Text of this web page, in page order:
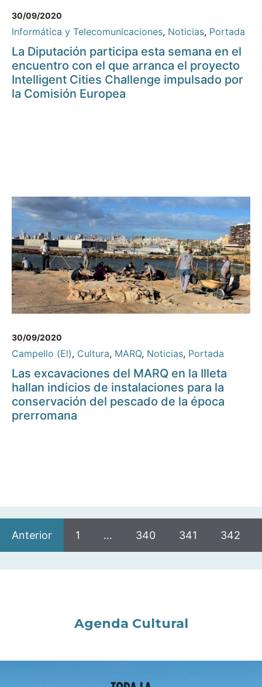
30/09/2020
Informática y Telecomunicaciones, Noticias, Portada
La Diputación participa esta semana en el
encuentro con el que arranca el proyecto
Intelligent Cities Challenge impulsado por
la Comisión Europea
30/09/2020
Campello (El), Cultura, MARQ, Noticias, Portada
Las excavaciones del MARQ en la Illeta
hallan indicios de instalaciones para la
conservación del pescado de la época
prerromana
Anterior 1 … 340 341 342
Agenda Cultural